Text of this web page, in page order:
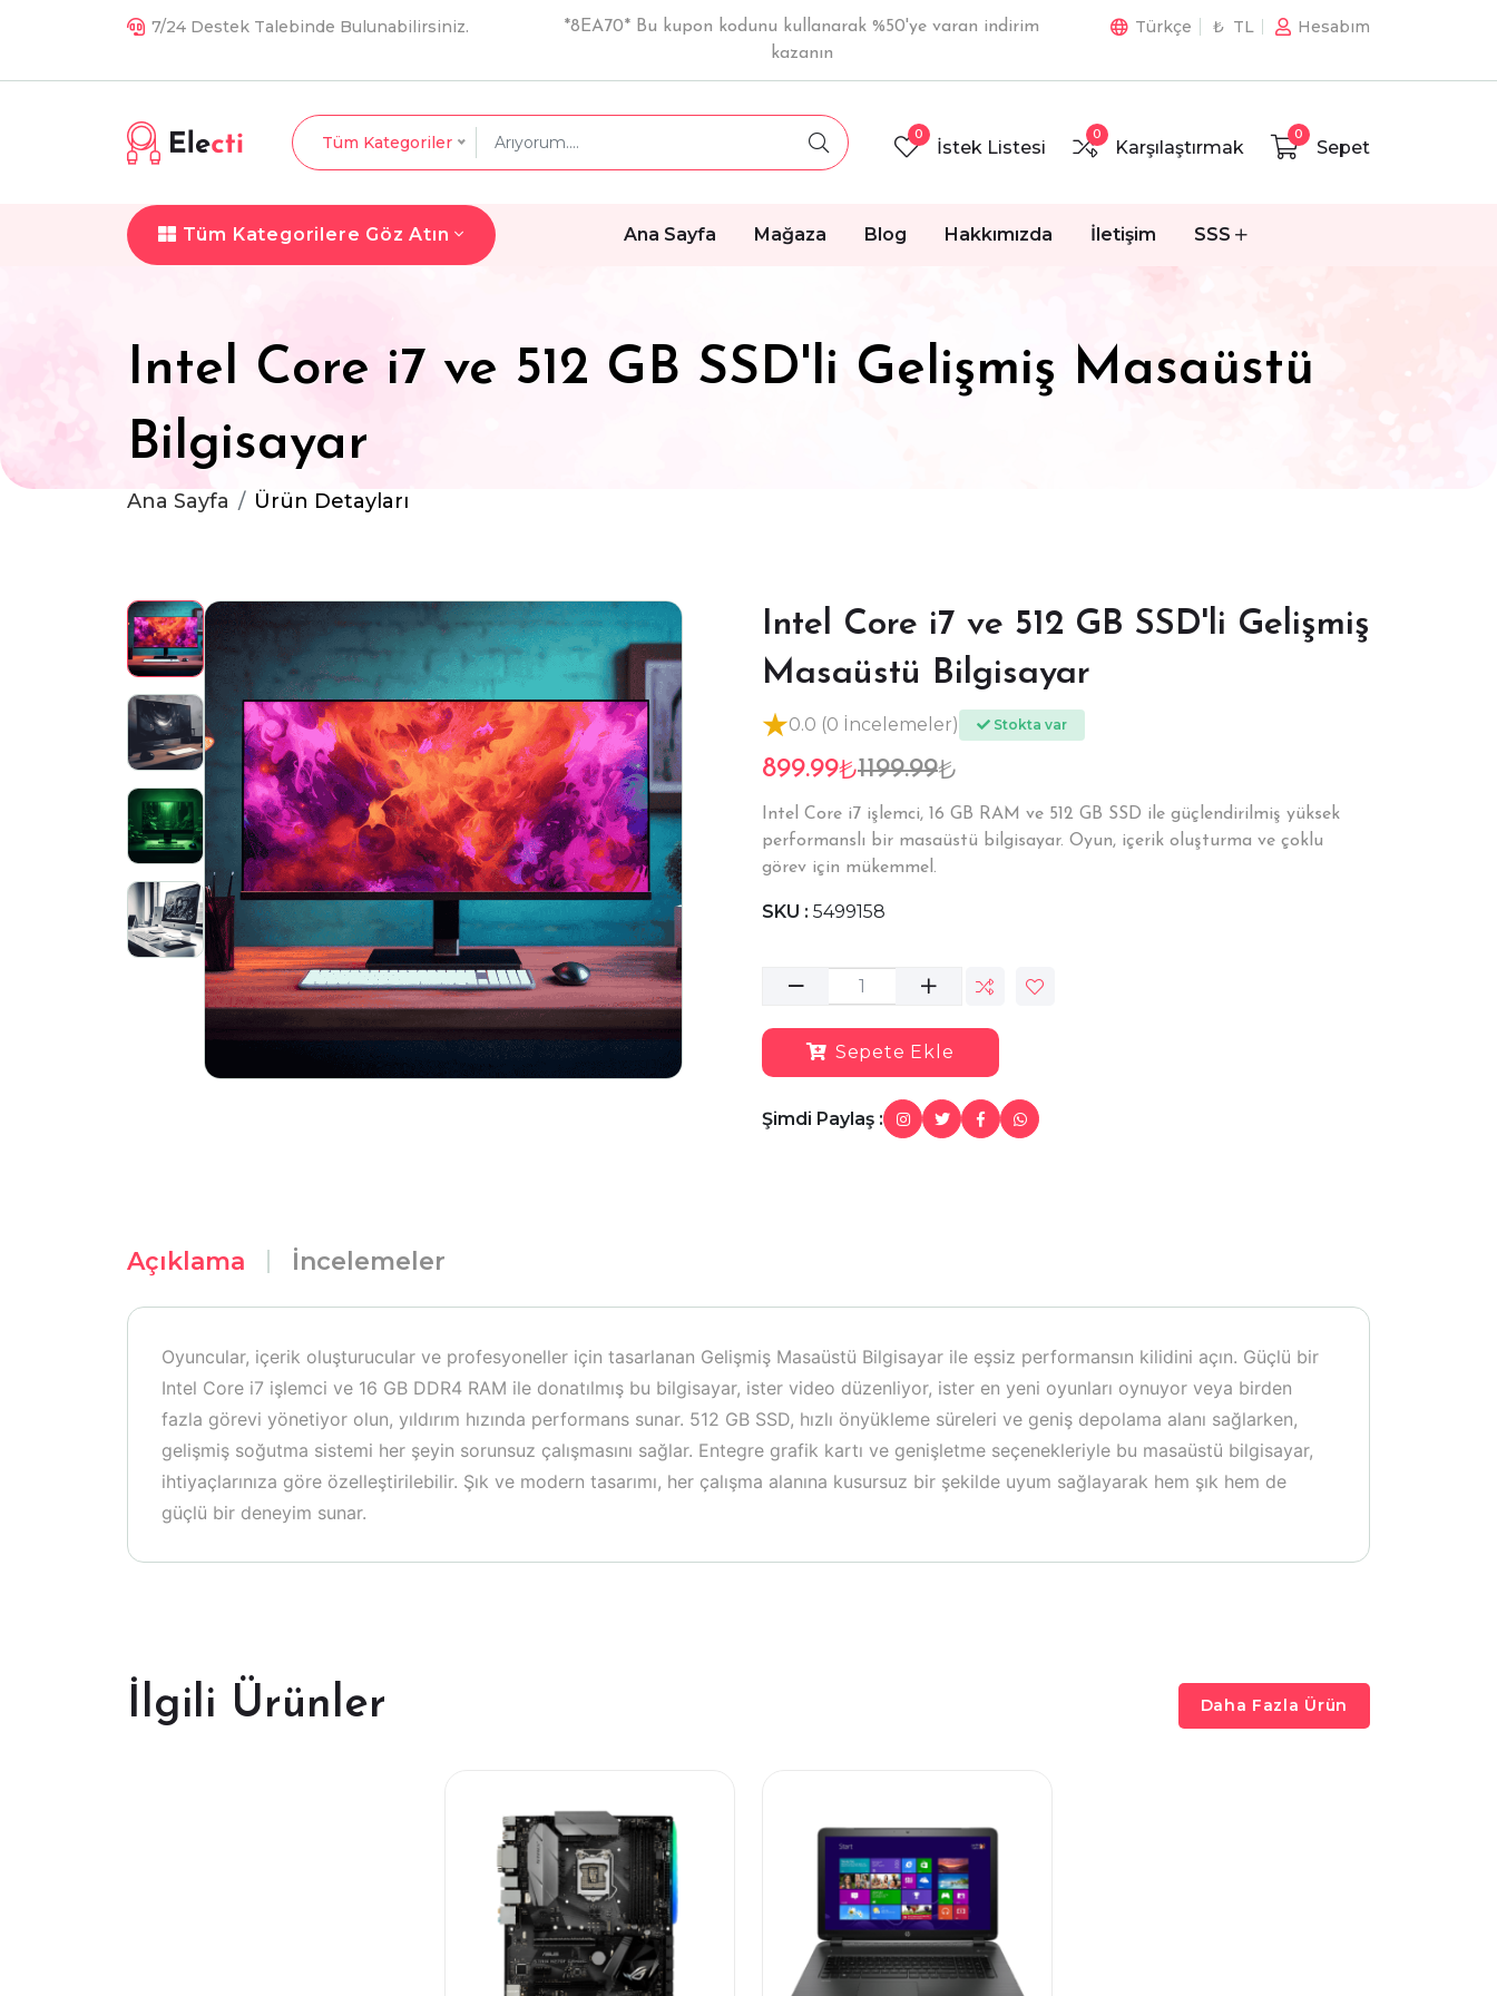
7/24 Destek Talebinde Bulunabilirsiniz.
*8EA70* Bu kupon kodunu kullanarak %50'ye varan indirim
kazanın
Türkçe ₺ TL Hesabım
Tüm Kategoriler 0
İstek Listesi
0
Karşılaştırmak
0
Sepet
Tüm Kategorilere Göz Atın Ana Sayfa Mağaza Blog Hakkımızda İletişim SSS
Intel Core i7 ve 512 GB SSD'li Gelişmiş Masaüstü
Bilgisayar
Ana Sayfa Ürün Detayları
Intel Core i7 ve 512 GB SSD'li Gelişmiş
Masaüstü Bilgisayar
0.0 (0 İncelemeler) Stokta var
899.99₺1199.99₺
Intel Core i7 işlemci, 16 GB RAM ve 512 GB SSD ile güçlendirilmiş yüksek
performanslı bir masaüstü bilgisayar. Oyun, içerik oluşturma ve çoklu
görev için mükemmel.
SKU : 5499158
Sepete Ekle
Şimdi Paylaş :
Açıklama İncelemeler
Oyuncular, içerik oluşturucular ve profesyoneller için tasarlanan Gelişmiş Masaüstü Bilgisayar ile eşsiz performansın kilidini açın. Güçlü bir
Intel Core i7 işlemci ve 16 GB DDR4 RAM ile donatılmış bu bilgisayar, ister video düzenliyor, ister en yeni oyunları oynuyor veya birden
fazla görevi yönetiyor olun, yıldırım hızında performans sunar. 512 GB SSD, hızlı önyükleme süreleri ve geniş depolama alanı sağlarken,
gelişmiş soğutma sistemi her şeyin sorunsuz çalışmasını sağlar. Entegre grafik kartı ve genişletme seçenekleriyle bu masaüstü bilgisayar,
ihtiyaçlarınıza göre özelleştirilebilir. Şık ve modern tasarımı, her çalışma alanına kusursuz bir şekilde uyum sağlayarak hem şık hem de
güçlü bir deneyim sunar.
İlgili Ürünler Daha Fazla Ürün